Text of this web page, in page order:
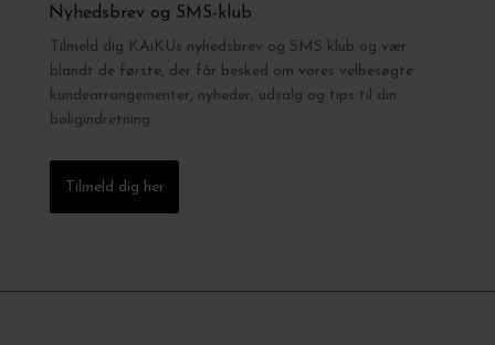
Nyhedsbrev og SMS-klub
Tilmeld dig KAiKUs nyhedsbrev og SMS klub og vær
blandt de første, der får besked om vores velbesøgte
kundearrangementer, nyheder, udsalg og tips til din
boligindretning.
Tilmeld dig her